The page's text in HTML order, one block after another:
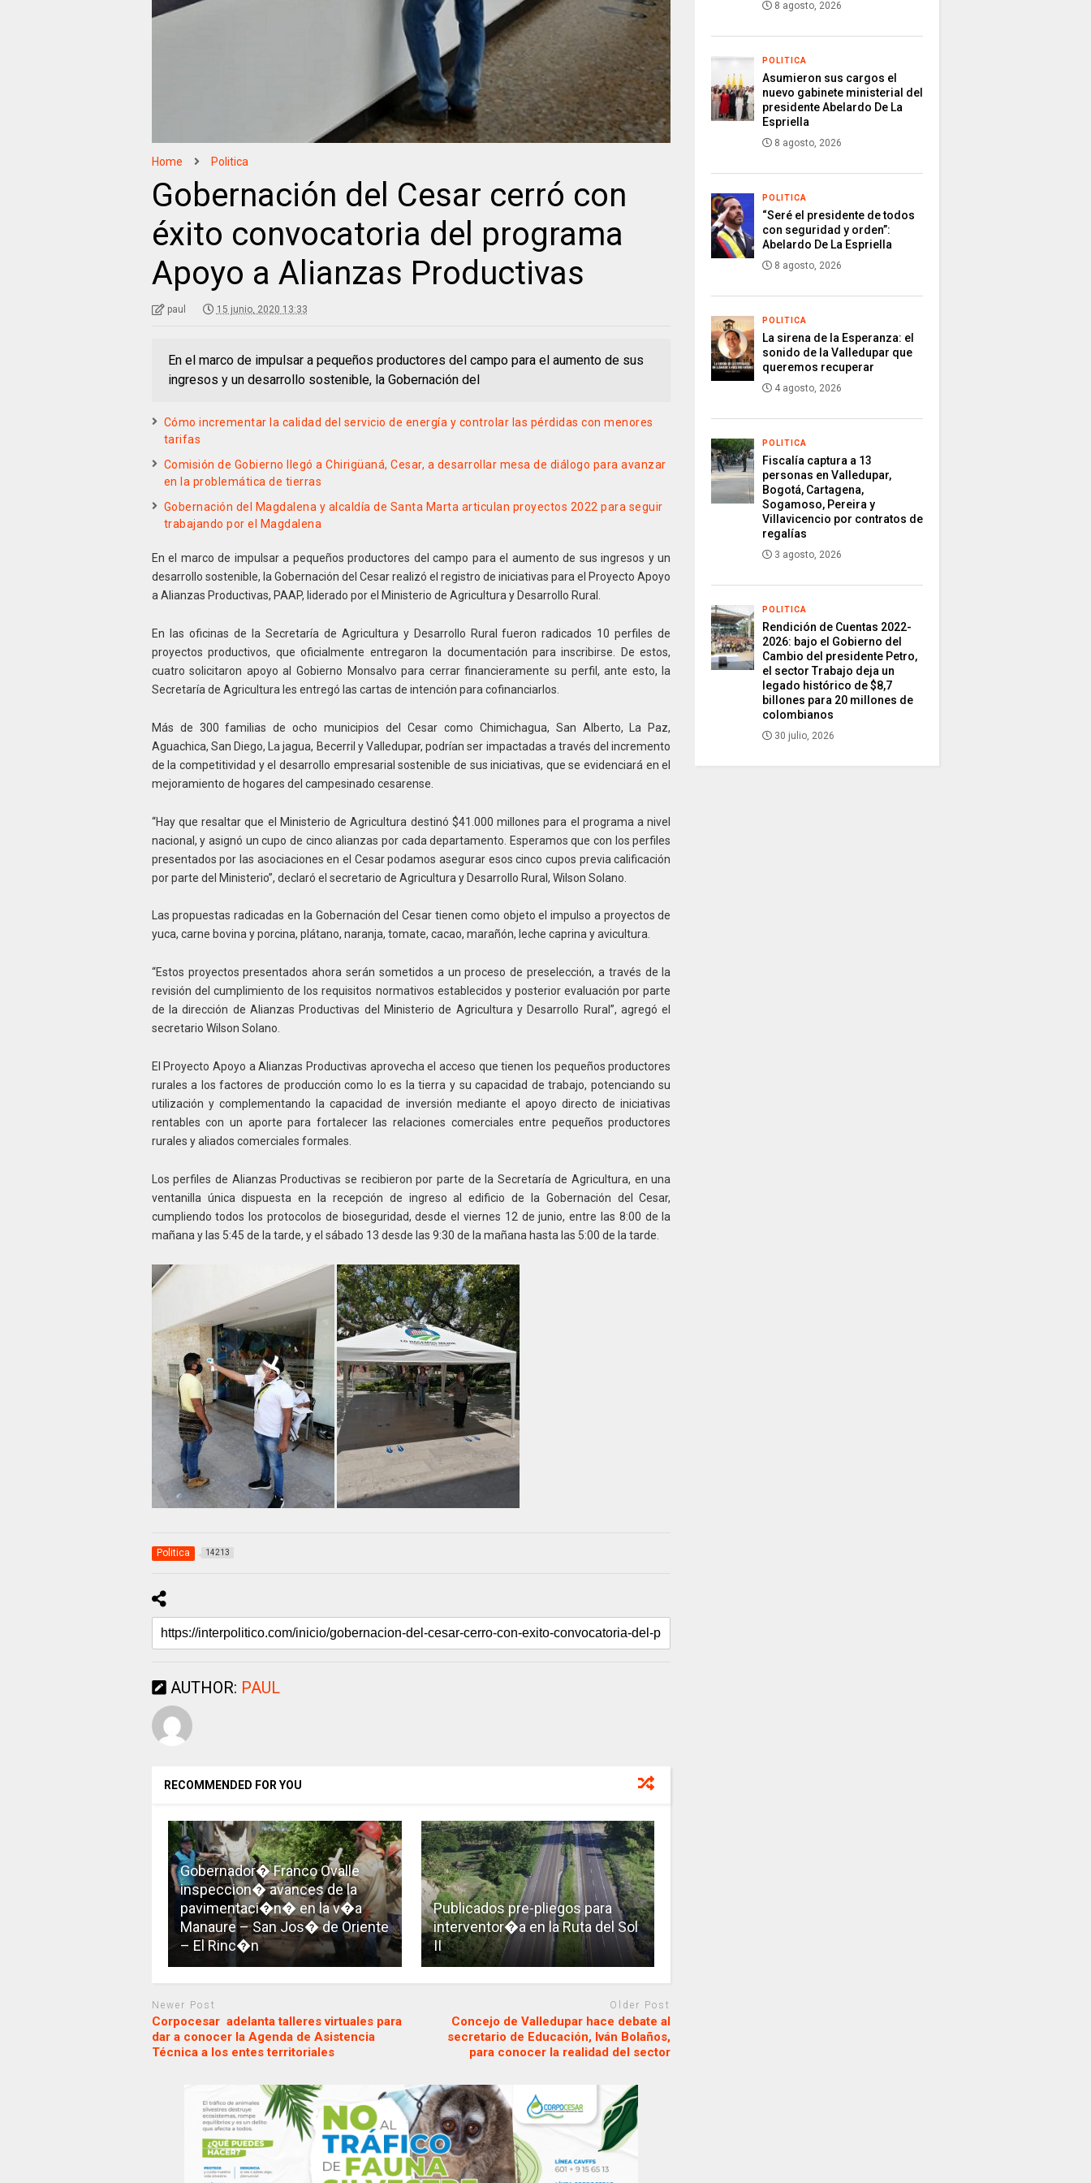
Home Politica
Gobernación del Cesar cerró con
éxito convocatoria del programa
Apoyo a Alianzas Productivas
paul 15 junio, 2020 13:33
En el marco de impulsar a pequeños productores del campo para el aumento de sus
ingresos y un desarrollo sostenible, la Gobernación del
Cómo incrementar la calidad del servicio de energía y controlar las pérdidas con menores
tarifas
Comisión de Gobierno llegó a Chirigüaná, Cesar, a desarrollar mesa de diálogo para avanzar
en la problemática de tierras
Gobernación del Magdalena y alcaldía de Santa Marta articulan proyectos 2022 para seguir
trabajando por el Magdalena
En el marco de impulsar a pequeños productores del campo para el aumento de sus ingresos y un
desarrollo sostenible, la Gobernación del Cesar realizó el registro de iniciativas para el Proyecto Apoyo
a Alianzas Productivas, PAAP, liderado por el Ministerio de Agricultura y Desarrollo Rural.
En las oficinas de la Secretaría de Agricultura y Desarrollo Rural fueron radicados 10 perfiles de
proyectos productivos, que oficialmente entregaron la documentación para inscribirse. De estos,
cuatro solicitaron apoyo al Gobierno Monsalvo para cerrar financieramente su perfil, ante esto, la
Secretaría de Agricultura les entregó las cartas de intención para cofinanciarlos.
Más de 300 familias de ocho municipios del Cesar como Chimichagua, San Alberto, La Paz,
Aguachica, San Diego, La jagua, Becerril y Valledupar, podrían ser impactadas a través del incremento
de la competitividad y el desarrollo empresarial sostenible de sus iniciativas, que se evidenciará en el
mejoramiento de hogares del campesinado cesarense.
“Hay que resaltar que el Ministerio de Agricultura destinó $41.000 millones para el programa a nivel
nacional, y asignó un cupo de cinco alianzas por cada departamento. Esperamos que con los perfiles
presentados por las asociaciones en el Cesar podamos asegurar esos cinco cupos previa calificación
por parte del Ministerio”, declaró el secretario de Agricultura y Desarrollo Rural, Wilson Solano.
Las propuestas radicadas en la Gobernación del Cesar tienen como objeto el impulso a proyectos de
yuca, carne bovina y porcina, plátano, naranja, tomate, cacao, marañón, leche caprina y avicultura.
“Estos proyectos presentados ahora serán sometidos a un proceso de preselección, a través de la
revisión del cumplimiento de los requisitos normativos establecidos y posterior evaluación por parte
de la dirección de Alianzas Productivas del Ministerio de Agricultura y Desarrollo Rural”, agregó el
secretario Wilson Solano.
El Proyecto Apoyo a Alianzas Productivas aprovecha el acceso que tienen los pequeños productores
rurales a los factores de producción como lo es la tierra y su capacidad de trabajo, potenciando su
utilización y complementando la capacidad de inversión mediante el apoyo directo de iniciativas
rentables con un aporte para fortalecer las relaciones comerciales entre pequeños productores
rurales y aliados comerciales formales.
Los perfiles de Alianzas Productivas se recibieron por parte de la Secretaría de Agricultura, en una
ventanilla única dispuesta en la recepción de ingreso al edificio de la Gobernación del Cesar,
cumpliendo todos los protocolos de bioseguridad, desde el viernes 12 de junio, entre las 8:00 de la
mañana y las 5:45 de la tarde, y el sábado 13 desde las 9:30 de la mañana hasta las 5:00 de la tarde.
Politica 14213
AUTHOR: PAUL
RECOMMENDED FOR YOU
Gobernador� Franco Ovalle
inspeccion� avances de la
pavimentaci�n� en la v�a
Manaure – San Jos� de Oriente
– El Rinc�n
Publicados pre-pliegos para
interventor�a en la Ruta del Sol
II
Newer Post
Corpocesar adelanta talleres virtuales para
dar a conocer la Agenda de Asistencia
Técnica a los entes territoriales
Older Post
Concejo de Valledupar hace debate al
secretario de Educación, Iván Bolaños,
para conocer la realidad del sector
8 agosto, 2026
POLITICA
Asumieron sus cargos el
nuevo gabinete ministerial del
presidente Abelardo De La
Espriella
8 agosto, 2026
POLITICA
“Seré el presidente de todos
con seguridad y orden”:
Abelardo De La Espriella
8 agosto, 2026
POLITICA
La sirena de la Esperanza: el
sonido de la Valledupar que
queremos recuperar
4 agosto, 2026
POLITICA
Fiscalía captura a 13
personas en Valledupar,
Bogotá, Cartagena,
Sogamoso, Pereira y
Villavicencio por contratos de
regalías
3 agosto, 2026
POLITICA
Rendición de Cuentas 2022-
2026: bajo el Gobierno del
Cambio del presidente Petro,
el sector Trabajo deja un
legado histórico de $8,7
billones para 20 millones de
colombianos
30 julio, 2026